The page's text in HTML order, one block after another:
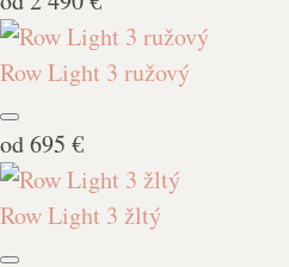
Row Light 3 ružový
od695 €
Row Light 3 žltý